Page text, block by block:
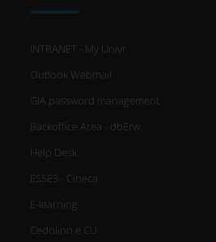
INTRANET - My Univr
Outlook Webmail
GIA password management
Backoffice Area - dbErw
Help Desk
ESSE3 - Cineca
E-learning
Cedolino e CU